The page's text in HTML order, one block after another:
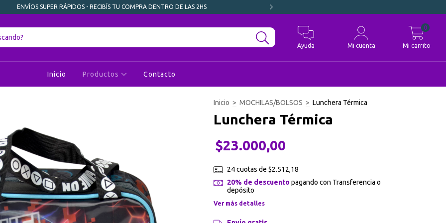
ENVÍOS SUPER RÁPIDOS - RECIBÍS TU COMPRA DENTRO DE LAS 2HS
Ayuda Mi cuenta Mi carrito
0
Inicio Productos Contacto
Inicio > MOCHILAS/BOLSOS > Lunchera Térmica
Lunchera Térmica
$23.000,00
24 cuotas de $2.512,18
20% de descuento pagando con Transferencia o
depósito
Ver más detalles